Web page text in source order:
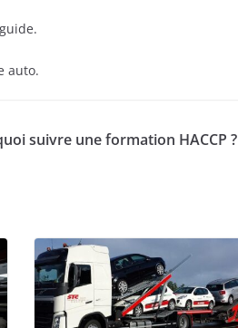
auto.
suivre une formation HACCP ?